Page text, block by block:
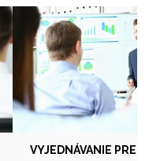
VYJEDNÁVANIE PRE